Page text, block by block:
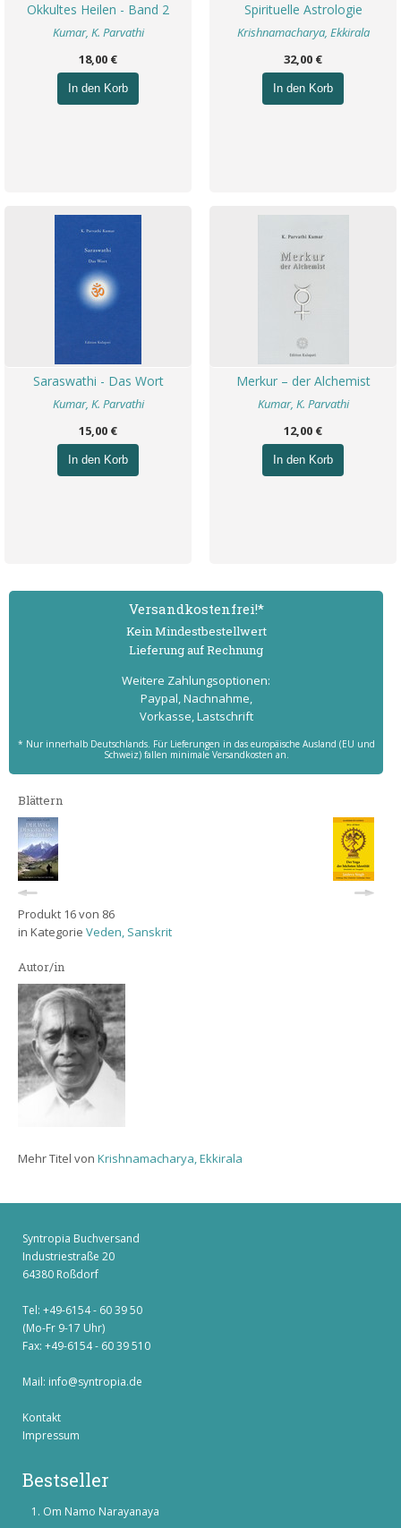
Okkultes Heilen - Band 2
Kumar, K. Parvathi
18,00 €
In den Korb
Spirituelle Astrologie
Krishnamacharya, Ekkirala
32,00 €
In den Korb
Saraswathi - Das Wort
Kumar, K. Parvathi
15,00 €
In den Korb
Merkur – der Alchemist
Kumar, K. Parvathi
12,00 €
In den Korb
Versand­kostenfrei!*
Kein Mindest­bestell­wert
Lieferung auf Rechnung
Weitere Zahlungs­optionen:
Paypal, Nachnahme,
Vorkasse, Lastschrift
* Nur innerhalb Deutschlands. Für Lieferungen in das europäische Ausland (EU und
Schweiz) fallen minimale Versandkosten an.
Blättern
Produkt 16 von 86
in Kategorie Veden, Sanskrit
Autor/in
Mehr Titel von Krishnamacharya, Ekkirala
Syntropia Buchversand
Industriestraße 20
64380 Roßdorf
Tel: +49-6154 - 60 39 50
(Mo-Fr 9-17 Uhr)
Fax: +49-6154 - 60 39 510
Mail: info@syntropia.de
Kontakt
Impressum
Bestseller
Om Namo Narayanaya